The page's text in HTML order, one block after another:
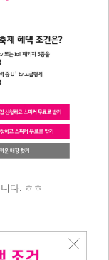
다. ㅎㅎ